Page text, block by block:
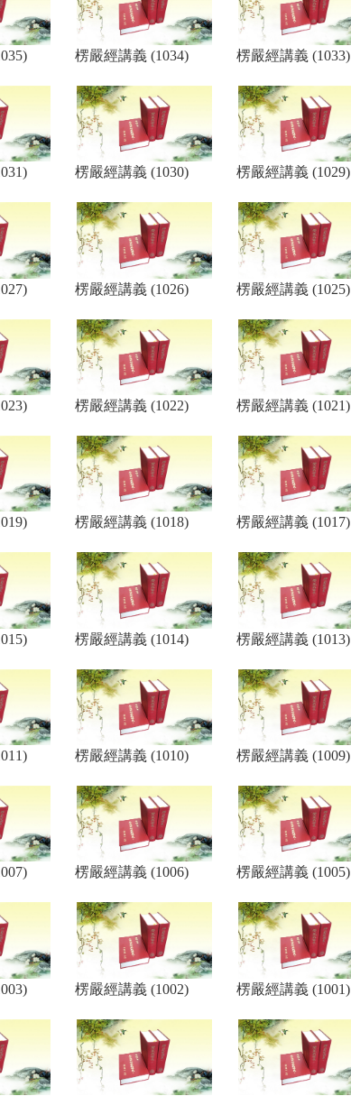
楞嚴經講義 (1034) 楞嚴經講義 (1033)
楞嚴經講義 (1030) 楞嚴經講義 (1029)
楞嚴經講義 (1026) 楞嚴經講義 (1025)
楞嚴經講義 (1022) 楞嚴經講義 (1021)
楞嚴經講義 (1018) 楞嚴經講義 (1017)
楞嚴經講義 (1014) 楞嚴經講義 (1013)
楞嚴經講義 (1010) 楞嚴經講義 (1009)
楞嚴經講義 (1006) 楞嚴經講義 (1005)
楞嚴經講義 (1002) 楞嚴經講義 (1001)